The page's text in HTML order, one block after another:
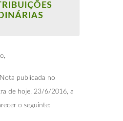
publicada no
de hoje, 23/6/2016, a
o seguinte: